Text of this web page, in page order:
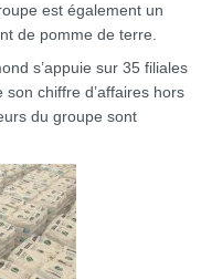
est également un
de pomme de terre.
s’appuie sur 35 filiales
chiffre d’affaires hors
du groupe sont